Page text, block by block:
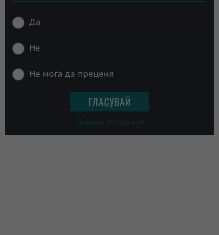
Да
Не
Не мога да преценя
Покажи резултати